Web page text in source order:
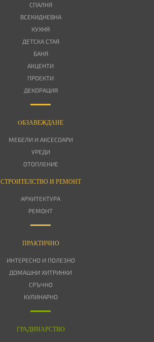
СПАЛНЯ
ВСЕКИДНЕВНА
КУХНЯ
ДЕТСКА СТАЯ
БАНЯ
АКЦЕНТИ
ПРОЕКТИ
ДЕКОРАЦИЯ
OБЗАВЕЖДАНЕ
МЕБЕЛИ И АКСЕСОАРИ
УРЕДИ
ОТОПЛЕНИЕ
СТРОИТЕЛСТВО И РЕМОНТ
АРХИТЕКТУРА
РЕМОНТ
ПРАКТИЧНО
ИНТЕРЕСНО И ПОЛЕЗНО
ДОМАШНИ ХИТРИНКИ
СРЪЧНО
КУЛИНАРНО
ГРАДИНАРСТВО